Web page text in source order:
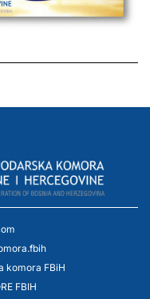
komora FBiH
FBIH